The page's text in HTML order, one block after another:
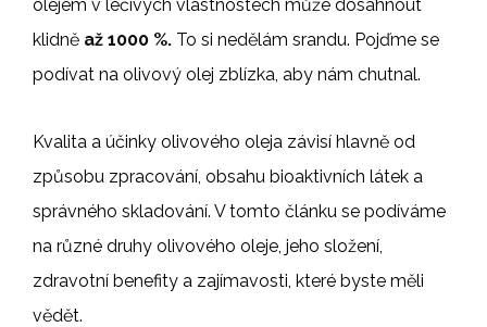
olejem v léčivých vlastnostech může dosáhnout
klidně až 1000 %. To si nedělám srandu. Pojďme se
podívat na olivový olej zblízka, aby nám chutnal.
Kvalita a účinky olivového oleja závisí hlavně od
způsobu zpracování, obsahu bioaktivních látek a
správného skladování. V tomto článku se podíváme
na různé druhy olivového oleje, jeho složení,
zdravotní benefity a zajímavosti, které byste měli
vědět.